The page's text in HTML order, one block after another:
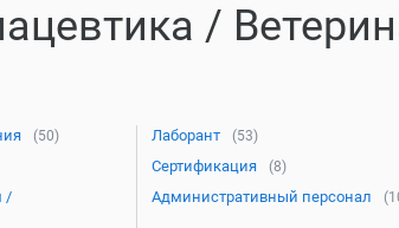
/
(50) Лаборант (53)
Сертификация (8)
/
Административный персонал